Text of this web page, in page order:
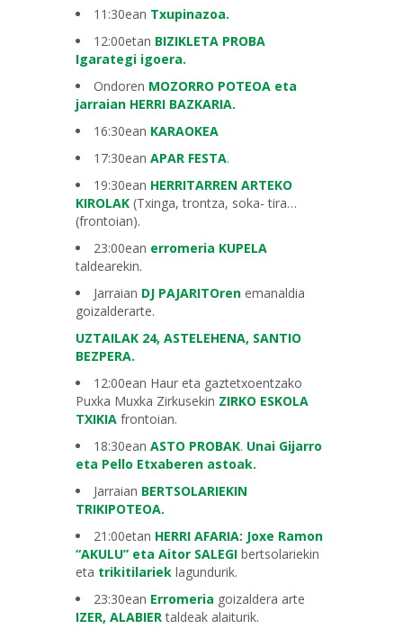
11:30ean Txupinazoa.
12:00etan BIZIKLETA PROBA
Igarategi igoera.
Ondoren MOZORRO POTEOA eta
jarraian HERRI BAZKARIA.
16:30ean KARAOKEA
17:30ean APAR FESTA.
19:30ean HERRITARREN ARTEKO
KIROLAK (Txinga, trontza, soka- tira…
(frontoian).
23:00ean erromeria KUPELA
taldearekin.
Jarraian DJ PAJARITOren emanaldia
goizalderarte.
UZTAILAK 24, ASTELEHENA, SANTIO
BEZPERA.
12:00ean Haur eta gaztetxoentzako
Puxka Muxka Zirkusekin ZIRKO ESKOLA
TXIKIA frontoian.
18:30ean ASTO PROBAK. Unai Gijarro
eta Pello Etxaberen astoak.
Jarraian BERTSOLARIEKIN
TRIKIPOTEOA.
21:00etan HERRI AFARIA: Joxe Ramon
“AKULU” eta Aitor SALEGI bertsolariekin
eta trikitilariek lagundurik.
23:30ean Erromeria goizaldera arte
IZER, ALABIERtaldeak alaiturik.